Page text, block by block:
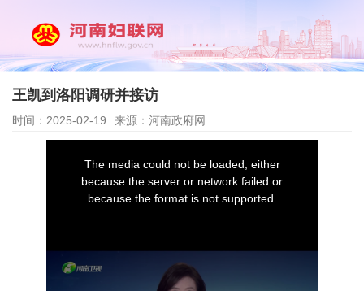
王凯到洛阳调研并接访
时间：2025-02-19 来源：河南政府网